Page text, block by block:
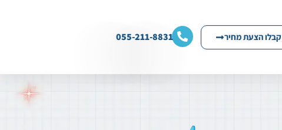
קבלו הצעת מחיר 055-211-8831